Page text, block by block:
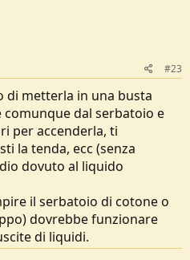
#23
di metterla in una busta
dal serbatoio e
per accenderla, ti
la tenda, ecc (senza
dovuto al liquido
il serbatoio di cotone o
dovrebbe funzionare
di liquidi.